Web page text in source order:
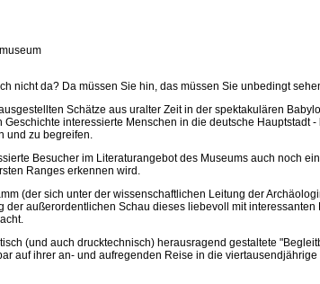
nicht da? Da müssen Sie hin, das müssen Sie unbedingt
Schätze aus uralter Zeit in der spektakulären
interessierte Menschen in die deutsche
und zu begreifen.
Besucher im Literaturangebot des Museums auch noch
Ranges erkennen wird.
(der sich unter der wissenschaftlichen Leitung der
außerordentlichen Schau dieses liebevoll mit
(und auch drucktechnisch) herausragend gestaltete
auf ihrer an- und aufregenden Reise in die